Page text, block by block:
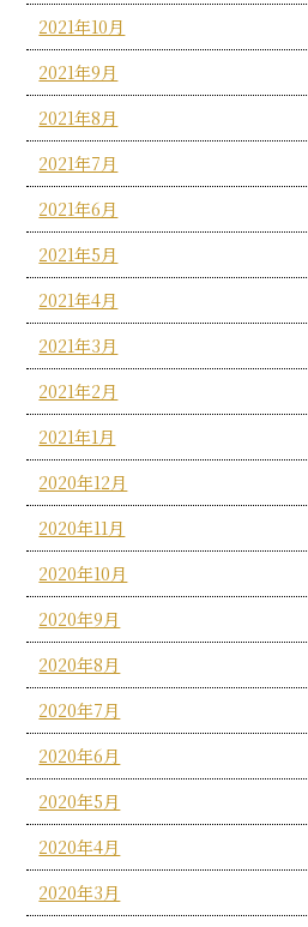
2021年10月
2021年9月
2021年8月
2021年7月
2021年6月
2021年5月
2021年4月
2021年3月
2021年2月
2021年1月
2020年12月
2020年11月
2020年10月
2020年9月
2020年8月
2020年7月
2020年6月
2020年5月
2020年4月
2020年3月